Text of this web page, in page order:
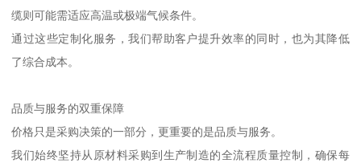
缆则可能需适应高温或极端气候条件。
通过这些定制化服务，我们帮助客户提升效率的同时，也为其降低
了综合成本。
品质与服务的双重保障
价格只是采购决策的一部分，更重要的是品质与服务。
我们始终坚持从原材料采购到生产制造的全流程质量控制，确保每